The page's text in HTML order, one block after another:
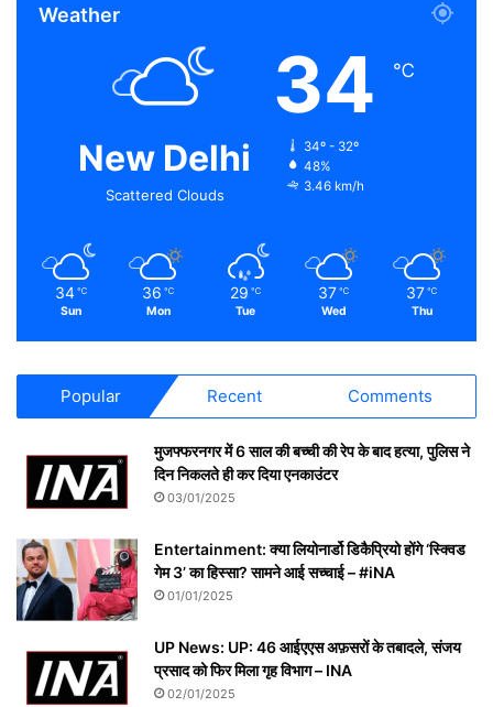
Weather
New Delhi
Scattered Clouds
34 ℃
34º - 32º
48%
3.46 km/h
34 ℃
Sun
36 ℃
Mon
29 ℃
Tue
37 ℃
Wed
37 ℃
Thu
Popular Recent Comments
मुजफ्फरनगर में 6 साल की बच्ची की रेप के बाद हत्या, पुलिस ने
दिन निकलते ही कर दिया एनकाउंटर
03/01/2025
Entertainment: क्या लियोनार्डो डिकैप्रियो होंगे ‘स्क्विड
गेम 3’ का हिस्सा? सामने आई सच्चाई – #iNA
01/01/2025
UP News: UP: 46 आईएएस अफ़सरों के तबादले, संजय
प्रसाद को फिर मिला गृह विभाग – INA
02/01/2025